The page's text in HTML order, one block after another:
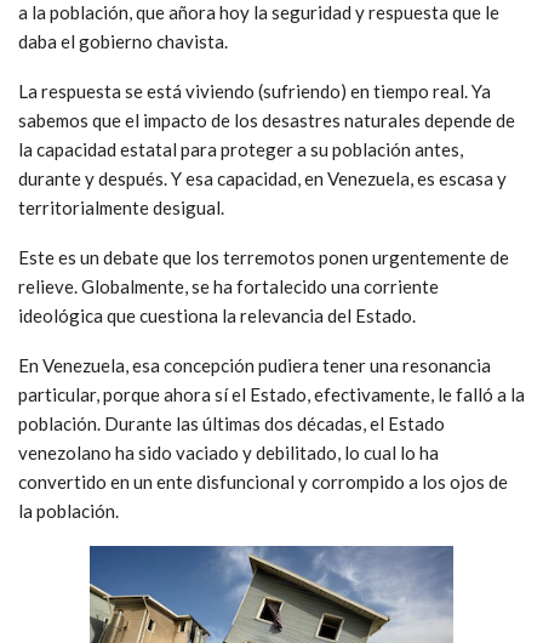
a la población, que añora hoy la seguridad y respuesta que le
daba el gobierno chavista.
La respuesta se está viviendo (sufriendo) en tiempo real. Ya
sabemos que el impacto de los desastres naturales depende de
la capacidad estatal para proteger a su población antes,
durante y después. Y esa capacidad, en Venezuela, es escasa y
territorialmente desigual.
Este es un debate que los terremotos ponen urgentemente de
relieve. Globalmente, se ha fortalecido una corriente
ideológica que cuestiona la relevancia del Estado.
En Venezuela, esa concepción pudiera tener una resonancia
particular, porque ahora sí el Estado, efectivamente, le falló a la
población. Durante las últimas dos décadas, el Estado
venezolano ha sido vaciado y debilitado, lo cual lo ha
convertido en un ente disfuncional y corrompido a los ojos de
la población.